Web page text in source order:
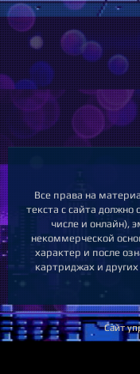
Все права на
текста с сайта
числе и онлайн),
некоммерческой
характер и после
картриджах и
Сайт